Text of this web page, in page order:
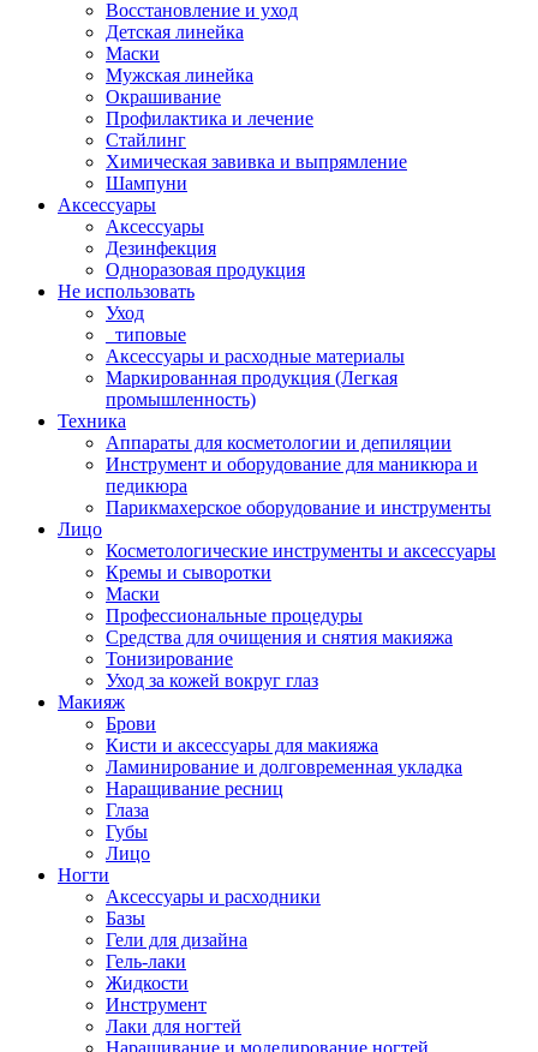
Восстановление и уход
Детская линейка
Маски
Мужская линейка
Окрашивание
Профилактика и лечение
Стайлинг
Химическая завивка и выпрямление
Шампуни
Аксессуары
Аксессуары
Дезинфекция
Одноразовая продукция
Не использовать
Уход
_типовые
Аксессуары и расходные материалы
Маркированная продукция (Легкая
промышленность)
Техника
Аппараты для косметологии и депиляции
Инструмент и оборудование для маникюра и
педикюра
Парикмахерское оборудование и инструменты
Лицо
Косметологические инструменты и аксессуары
Кремы и сыворотки
Маски
Профессиональные процедуры
Средства для очищения и снятия макияжа
Тонизирование
Уход за кожей вокруг глаз
Макияж
Брови
Кисти и аксессуары для макияжа
Ламинирование и долговременная укладка
Наращивание ресниц
Глаза
Губы
Лицо
Ногти
Аксессуары и расходники
Базы
Гели для дизайна
Гель-лаки
Жидкости
Инструмент
Лаки для ногтей
Наращивание и моделирование ногтей